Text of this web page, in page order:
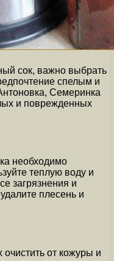
сок, важно выбрать
спелым и
Семеринка
и поврежденных
необходимо
теплую воду и
загрязнения и
плесень и
от кожуры и